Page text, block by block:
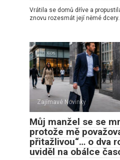
Vrátila se domů dříve a
znovu rozesmát její němé
Zajímavé Novinky
Můj manžel se se
protože mě
přitažlivou“… o dva
uviděl na obálce